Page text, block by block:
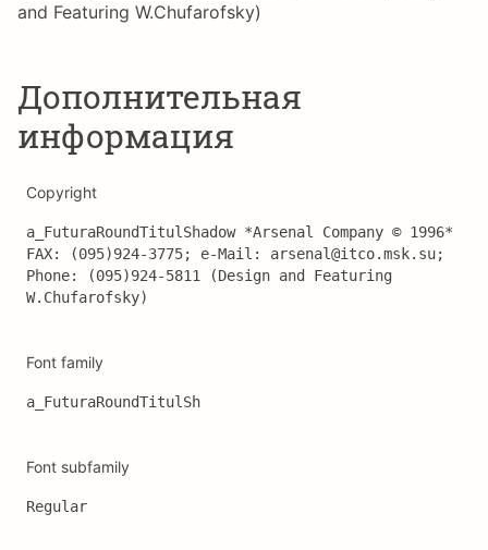
and Featuring W.Chufarofsky)
Дополнительная
информация
Copyright
a_FuturaRoundTitulShadow *Arsenal Company © 1996*
FAX: (095)924-3775; e-Mail: arsenal@itco.msk.su;
Phone: (095)924-5811 (Design and Featuring
W.Chufarofsky)
Font family
a_FuturaRoundTitulSh
Font subfamily
Regular